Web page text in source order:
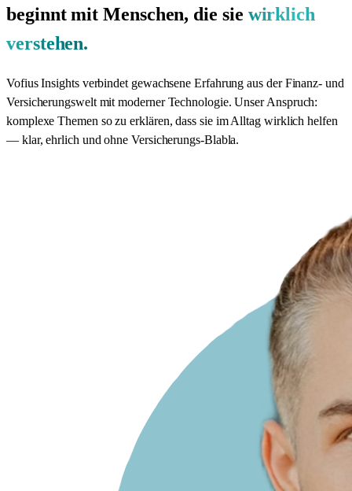
beginnt mit Menschen, die sie wirklich
verstehen.
Vofius Insights verbindet gewachsene Erfahrung aus der Finanz- und
Versicherungswelt mit moderner Technologie. Unser Anspruch:
komplexe Themen so zu erklären, dass sie im Alltag wirklich helfen
— klar, ehrlich und ohne Versicherungs-Blabla.